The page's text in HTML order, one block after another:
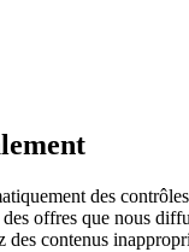
des
offres que nous
des contenus